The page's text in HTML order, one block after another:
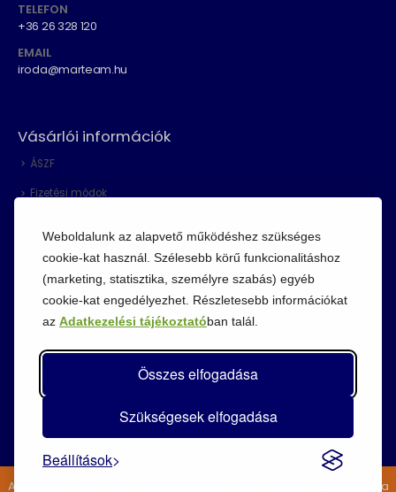
Weboldalunk az alapvető működéshez szükséges
cookie-kat használ. Szélesebb körű funkcionalitáshoz
(marketing, statisztika, személyre szabás) egyéb
cookie-kat engedélyezhet. Részletesebb információkat
az Adatkezelési tájékoztatóban talál.
Összes elfogadása
Szükségesek elfogadása
Beállítások
A jelenlegi gazdasági helyzet miatt áraink gyakran változhatnak, a
TELEFON
+36 26 328 120
EMAIL
iroda@marteam.hu
Vásárlói információk
ÁSZF
Fizetési módok
Cookie szabályzat
Visszaküldési szabályzat